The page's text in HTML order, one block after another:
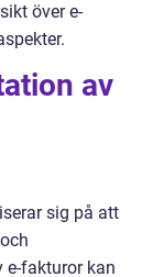
över e-
av
sig på att
e-fakturor kan